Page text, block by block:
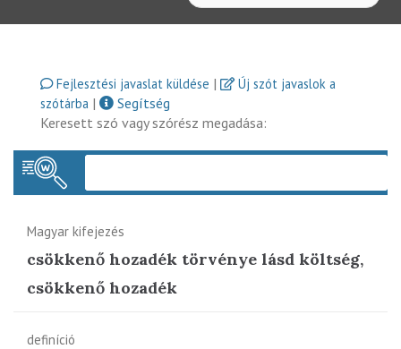
Fejlesztési javaslat küldése |
Új szót javaslok a
szótárba |
Segítség
Keresett szó vagy szórész megadása:
Magyar kifejezés
csökkenő hozadék törvénye lásd költség,
csökkenő hozadék
definíció